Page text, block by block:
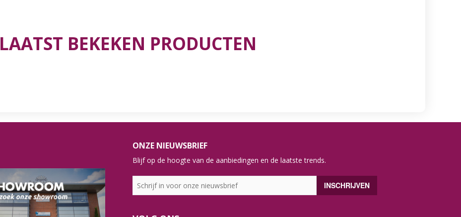
LAATST BEKEKEN PRODUCTEN
ONZE NIEUWSBRIEF
Blijf op de hoogte van de aanbiedingen en de laatste trends.